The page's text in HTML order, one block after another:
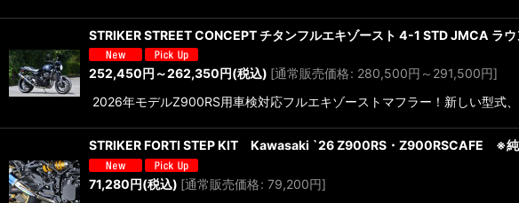
STRIKER STREET CONCEPT チタンフルエキゾースト 4-1 STD JMCA
252,450円 ～262,350円(税込) [通常販売価格: 280,500円 ～291,500円]
2026年モデルZ900RS用車検対応フルエキゾーストマフラー！新しい型式
STRIKER FORTI STEP KIT Kawasaki `26 Z900RS・Z900RSCAFE ※純
71,280円(税込) [通常販売価格: 79,200円]